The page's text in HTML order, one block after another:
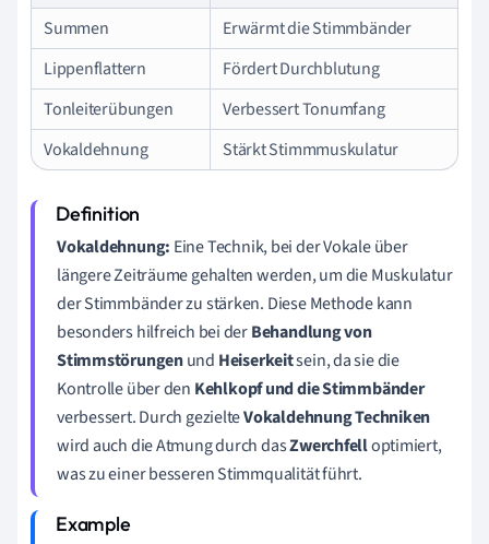
Summen
Erwärmt die Stimmbänder
Lippenflattern
Fördert Durchblutung
Tonleiterübungen
Verbessert Tonumfang
Vokaldehnung
Stärkt Stimmmuskulatur
Vokaldehnung: Eine Technik, bei der Vokale über
längere Zeiträume gehalten werden, um die Muskulatur
der Stimmbänder zu stärken. Diese Methode kann
besonders hilfreich bei derBehandlung von
Stimmstörungenund Heiserkeitsein, da sie die
Kontrolle über den Kehlkopf und die Stimmbänder
verbessert. Durch gezielteVokaldehnung Techniken
wird auch die Atmung durch dasZwerchfelloptimiert,
was zu einer besseren Stimmqualität führt.